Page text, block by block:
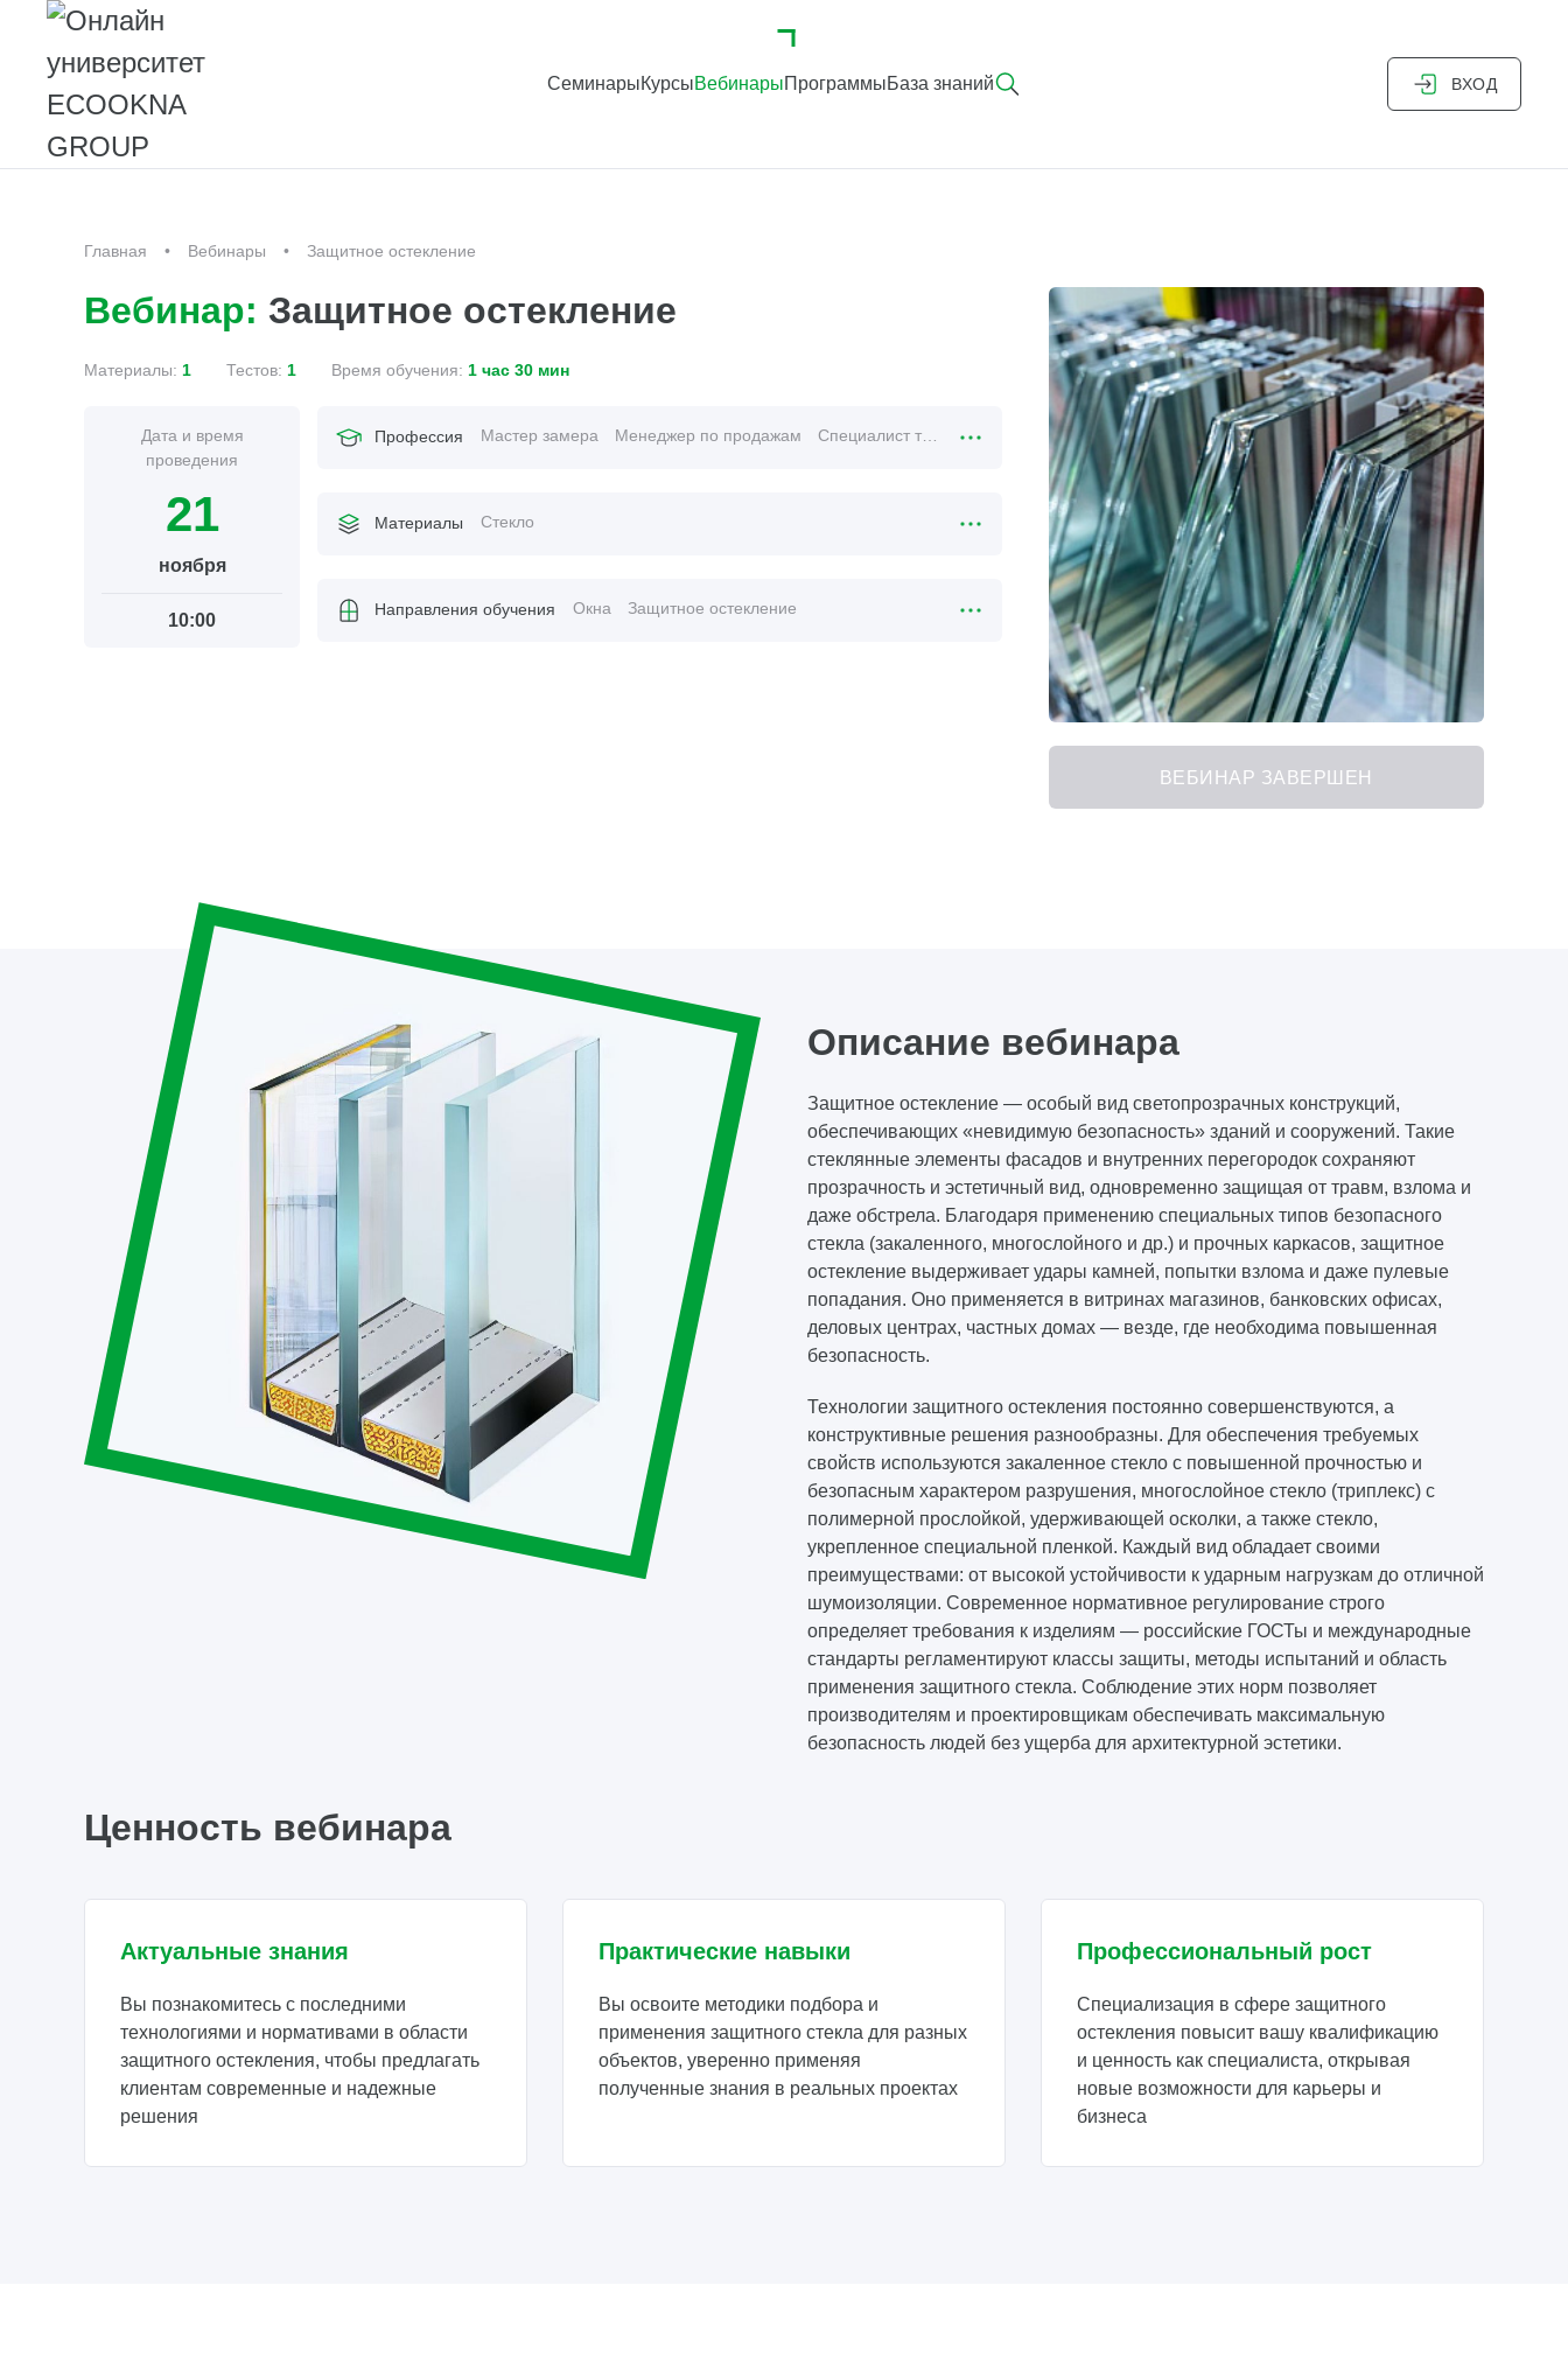
СеминарыКурсыВебинарыПрограммыБаза знаний ВХОД
Главная Вебинары Защитное остекление
Вебинар: Защитное остекление
Материалы: 1 Тестов: 1 Время обучения: 1 час 30 мин
Дата и время
проведения
21
ноября
10:00
Профессия Мастер замера Менеджер по продажам Специалист тех.поддержки Дизайнер-архитектор
Материалы Стекло
Направления обучения Окна Защитное остекление
ВЕБИНАР ЗАВЕРШЕН
Описание вебинара
Защитное остекление — особый вид светопрозрачных конструкций,
обеспечивающих «невидимую безопасность» зданий и сооружений. Такие
стеклянные элементы фасадов и внутренних перегородок сохраняют
прозрачность и эстетичный вид, одновременно защищая от травм, взлома и
даже обстрела. Благодаря применению специальных типов безопасного
стекла (закаленного, многослойного и др.) и прочных каркасов, защитное
остекление выдерживает удары камней, попытки взлома и даже пулевые
попадания. Оно применяется в витринах магазинов, банковских офисах,
деловых центрах, частных домах — везде, где необходима повышенная
безопасность.
Технологии защитного остекления постоянно совершенствуются, а
конструктивные решения разнообразны. Для обеспечения требуемых
свойств используются закаленное стекло с повышенной прочностью и
безопасным характером разрушения, многослойное стекло (триплекс) с
полимерной прослойкой, удерживающей осколки, а также стекло,
укрепленное специальной пленкой. Каждый вид обладает своими
преимуществами: от высокой устойчивости к ударным нагрузкам до отличной
шумоизоляции. Современное нормативное регулирование строго
определяет требования к изделиям — российские ГОСТы и международные
стандарты регламентируют классы защиты, методы испытаний и область
применения защитного стекла. Соблюдение этих норм позволяет
производителям и проектировщикам обеспечивать максимальную
безопасность людей без ущерба для архитектурной эстетики.
Ценность вебинара
Актуальные знания
Вы познакомитесь с последними
технологиями и нормативами в области
защитного остекления, чтобы предлагать
клиентам современные и надежные
решения
Практические навыки
Вы освоите методики подбора и
применения защитного стекла для разных
объектов, уверенно применяя
полученные знания в реальных проектах
Профессиональный рост
Специализация в сфере защитного
остекления повысит вашу квалификацию
и ценность как специалиста, открывая
новые возможности для карьеры и
бизнеса